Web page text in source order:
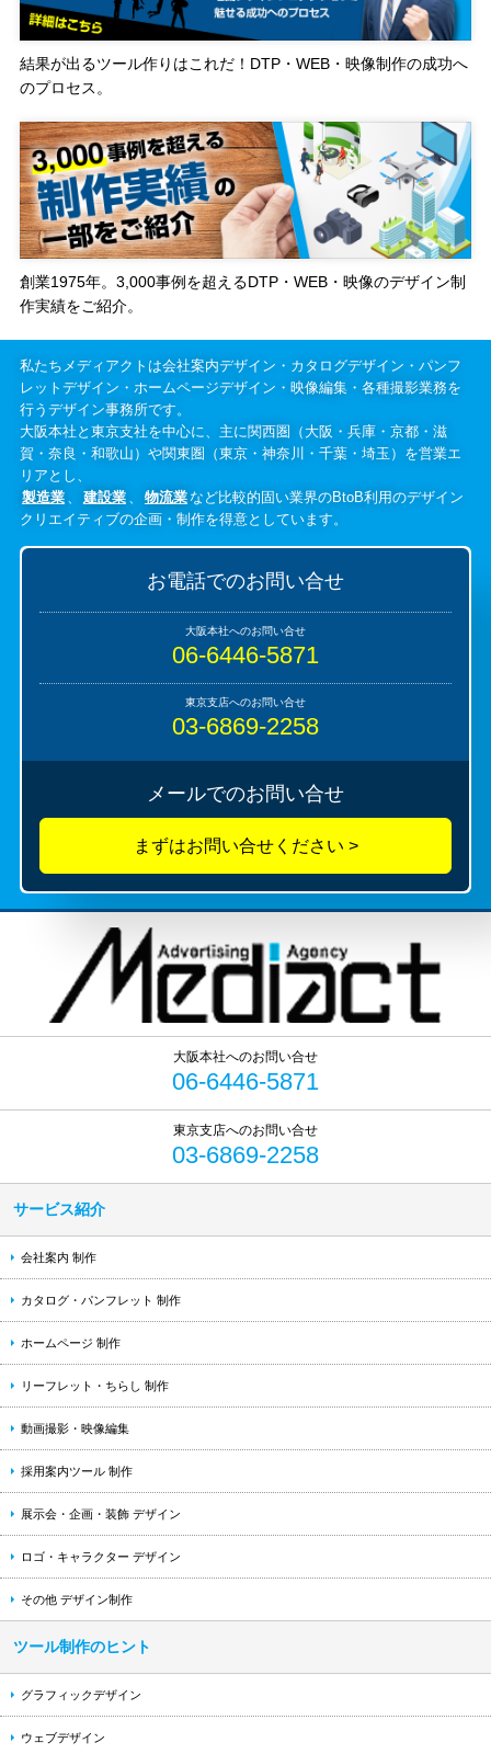
結果が出るツール作りはこれだ！DTP・WEB・映像制作の成功へ
のプロセス。
創業1975年。3,000事例を超えるDTP・WEB・映像のデザイン制
作実績をご紹介。
私たちメディアクトは会社案内デザイン・カタログデザイン・パンフ
レットデザイン・ホームページデザイン・映像編集・各種撮影業務を
行うデザイン事務所です。
大阪本社と東京支社を中心に、主に関西圏（大阪・兵庫・京都・滋
賀・奈良・和歌山）や関東圏（東京・神奈川・千葉・埼玉）を営業エ
リアとし、
製造業 、 建設業 、 物流業など比較的固い業界のBtoB利用のデザイン
クリエイティブの企画・制作を得意としています。
お電話でのお問い合せ
06-6446-5871
03-6869-2258
メールでのお問い合せ
06-6446-5871
03-6869-2258
サービス紹介
会社案内 制作
カタログ・パンフレット 制作
ホームページ 制作
リーフレット・ちらし 制作
動画撮影・映像編集
採用案内ツール 制作
展示会・企画・装飾 デザイン
ロゴ・キャラクター デザイン
その他 デザイン制作
ツール制作のヒント
グラフィックデザイン
ウェブデザイン